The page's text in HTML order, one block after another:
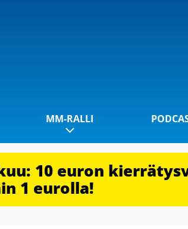
MM-RALLI
10 euron
1 eurolla!